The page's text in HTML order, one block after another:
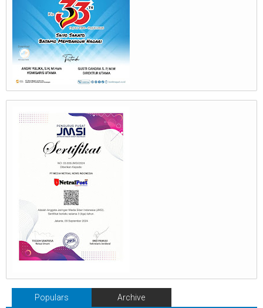
Populars Archive